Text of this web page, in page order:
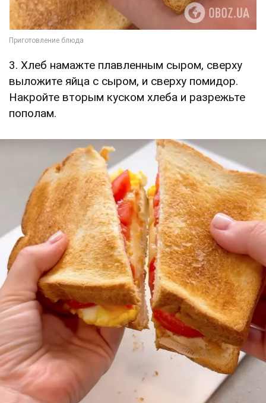
3. Хлеб намажте плавленным сыром, сверху
выложите яйца с сыром, и сверху помидор.
Накройте вторым куском хлеба и разрежьте
пополам.